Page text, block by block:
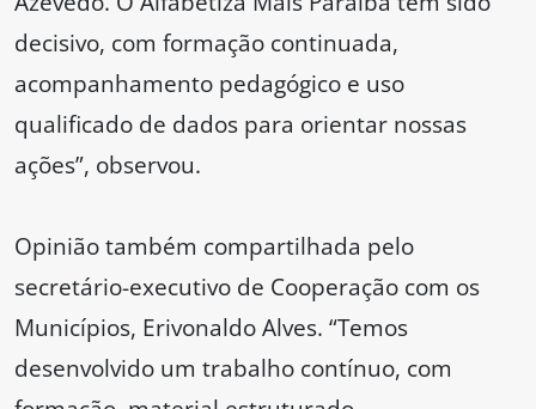
decisivo, com formação continuada,
acompanhamento pedagógico e uso
qualificado de dados para orientar nossas
ações”, observou.
Opinião também compartilhada pelo
secretário-executivo de Cooperação com os
Municípios, Erivonaldo Alves. “Temos
desenvolvido um trabalho contínuo, com